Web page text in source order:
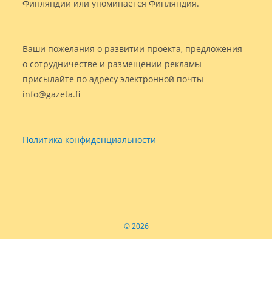
Финляндии или упоминается Финляндия.
Ваши пожелания о развитии проекта, предложения
о сотрудничестве и размещении рекламы
присылайте по адресу электронной почты
info@gazeta.fi
Политика конфиденциальности
© 2026